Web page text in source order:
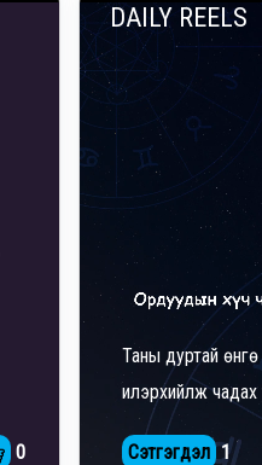
0
DAILY REELS
Таны дуртай
илэрхийлж чадах
Сэтгэгдэл 1